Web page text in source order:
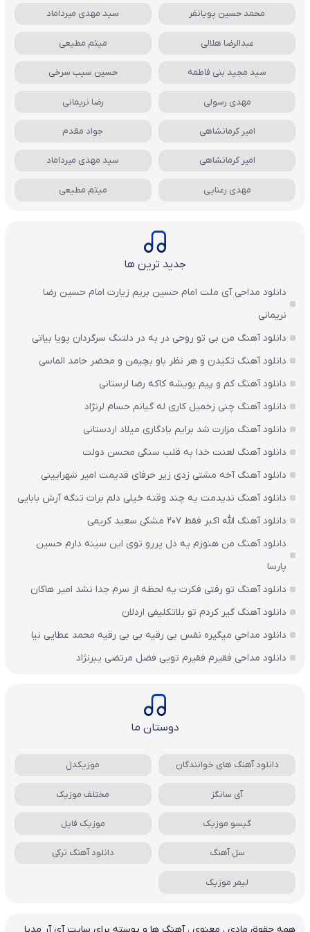
محمد حسین پویانفر سید مهدی میرداماد
عبدالرضا هلالی میثم مطیعی
سید مجید بنی فاطمه حسین سیب سرخی
مهدی رسولی رضا نریمانی
امیر کرمانشاهی جواد مقدم
امیر کرمانشاهی سید مهدی میرداماد
مهدی رعنایی میثم مطیعی
جدید ترین ها
دانلود مداحی آی ملت امام حسین بریم زیارت امام حسین رضا
نریمانی
دانلود آهنگ من بی تو روحی در به در دلتنگ سرگردان پویا بیاتی
دانلود آهنگ تکیدن و هر نظر باو بچیمن و محضر حامد الماسی
دانلود آهنگ کم و پیم بویشه کاکه رضا لرستانی
دانلود آهنگ چنی زخمیل کاری له گیانم حسام لرنژاد
دانلود آهنگ مزارت شد برایم یادگاری میلاد اردستانی
دانلود آهنگ لعنت خدا به قلب سنگی محسن دولت
دانلود آهنگ آخه مشتی زدی زیر حرفای قدیمت امیر شهرایینی
دانلود آهنگ ندیدمت یه چند وقته خیلی دلم برات تنگه آرش بابایی
دانلود آهنگ الله اکبر فقط 207 مشکی سعید کریمی
دانلود آهنگ من هنوزم یه دل پررو توی این سینه دارم حسین
پارسا
دانلود آهنگ تو رفتی فکرت یه لحظه از سرم جدا نشد امیر هاکان
دانلود آهنگ گیر کردم تو بلاتکلیفی اردلان
دانلود مداحی میگیره نفس بی رقیه بی بی رقیه محمد عطایی نیا
دانلود مداحی فقیرم فقیرم تویی فضل مرتضی یبرنژاد
دوستان ما
دانلود آهنگ های خوانندگان موزیکدل
آی سانگز مختلف موزیک
گیسو موزیک موزیک فایل
سل آهنگ دانلود آهنگ ترکی
لیمر موزیک
همه حقوق مادی ، معنوی ، آهنگ ها و پوسته برای سایت آی آر مدیا